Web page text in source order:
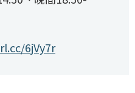
6jVy7r